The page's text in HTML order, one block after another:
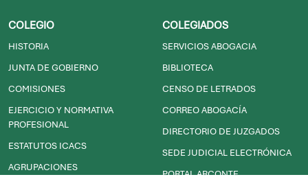
COLEGIO
HISTORIA
JUNTA DE GOBIERNO
COMISIONES
EJERCICIO Y NORMATIVA
PROFESIONAL
ESTATUTOS ICACS
COLEGIADOS
SERVICIOS ABOGACIA
BIBLIOTECA
CENSO DE LETRADOS
CORREO ABOGACÍA
DIRECTORIO DE JUZGADOS
SEDE JUDICIAL ELECTRÓNICA